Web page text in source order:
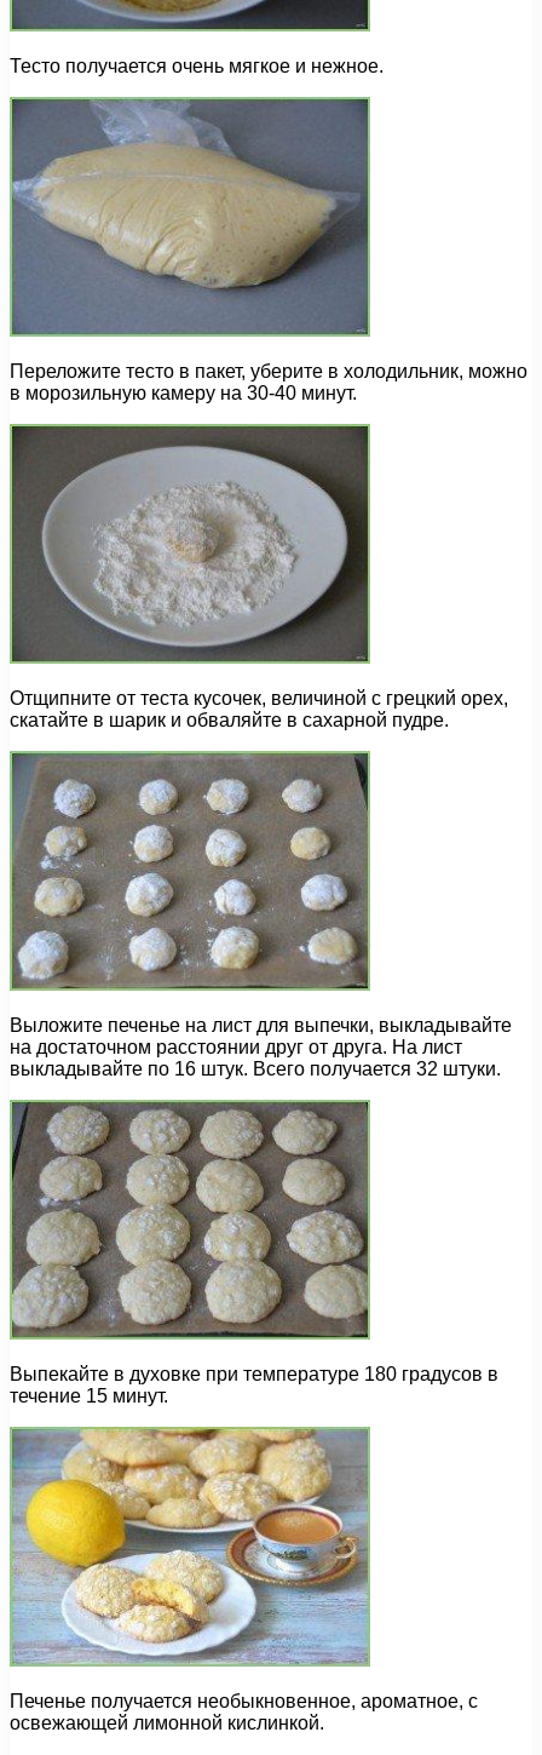
Тесто получается очень мягкое и нежное.
Переложите тесто в пакет, уберите в холодильник, можно
в морозильную камеру на 30-40 минут.
Отщипните от теста кусочек, величиной с грецкий орех,
скатайте в шарик и обваляйте в сахарной пудре.
Выложите печенье на лист для выпечки, выкладывайте
на достаточном расстоянии друг от друга. На лист
выкладывайте по 16 штук. Всего получается 32 штуки.
Выпекайте в духовке при температуре 180 градусов в
течение 15 минут.
Печенье получается необыкновенное, ароматное, с
освежающей лимонной кислинкой.